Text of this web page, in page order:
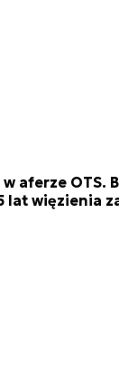
aferze OTS.
lat więzienia